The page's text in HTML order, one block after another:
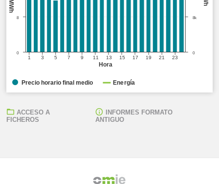
Hora
1 3 5 7 9 11 13 15 17 19 21 23
0
8k
0
8
Precio horario final medio Energía
ACCESO A
FICHEROS
INFORMES FORMATO
ANTIGUO